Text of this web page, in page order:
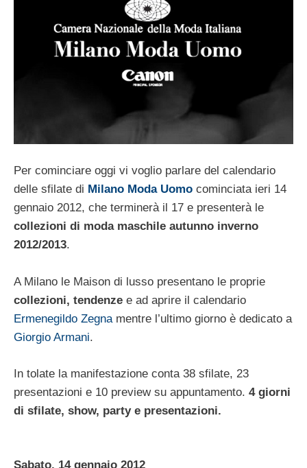
Per cominciare oggi vi voglio parlare del calendario
delle sfilate di Milano Moda Uomo cominciata ieri 14
gennaio 2012, che terminerà il 17 e presenterà le
collezioni di moda maschile autunno inverno
2012/2013.
A Milano le Maison di lusso presentano le proprie
collezioni, tendenze e ad aprire il calendario
Ermenegildo Zegnamentre l’ultimo giorno è dedicato a
Giorgio Armani.
In tolate la manifestazione conta 38 sfilate, 23
presentazioni e 10 preview su appuntamento. 4 giorni
di sfilate, show, party e presentazioni.
Sabato, 14 gennaio 2012